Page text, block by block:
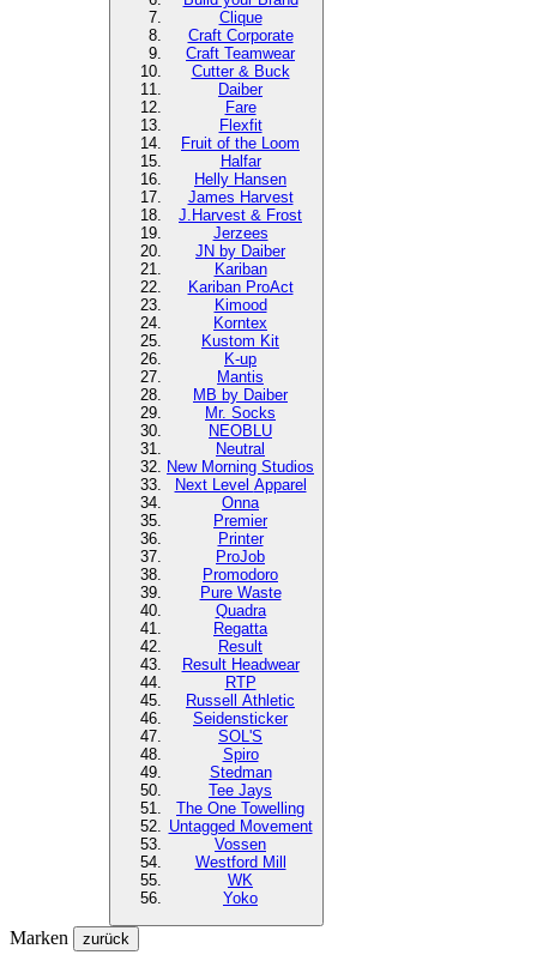
Clique
Craft Corporate
Craft Teamwear
Cutter & Buck
Daiber
Fare
Flexfit
Fruit of the Loom
Halfar
Helly Hansen
James Harvest
J.Harvest & Frost
Jerzees
JN by Daiber
Kariban
Kariban ProAct
Kimood
Korntex
Kustom Kit
K-up
Mantis
MB by Daiber
Mr. Socks
NEOBLU
Neutral
New Morning Studios
Next Level Apparel
Onna
Premier
Printer
ProJob
Promodoro
Pure Waste
Quadra
Regatta
Result
Result Headwear
RTP
Russell Athletic
Seidensticker
SOL'S
Spiro
Stedman
Tee Jays
The One Towelling
Untagged Movement
Vossen
Westford Mill
WK
Yoko
Marken zurück